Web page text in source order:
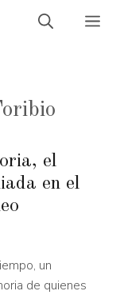
el
en el
un
de quienes